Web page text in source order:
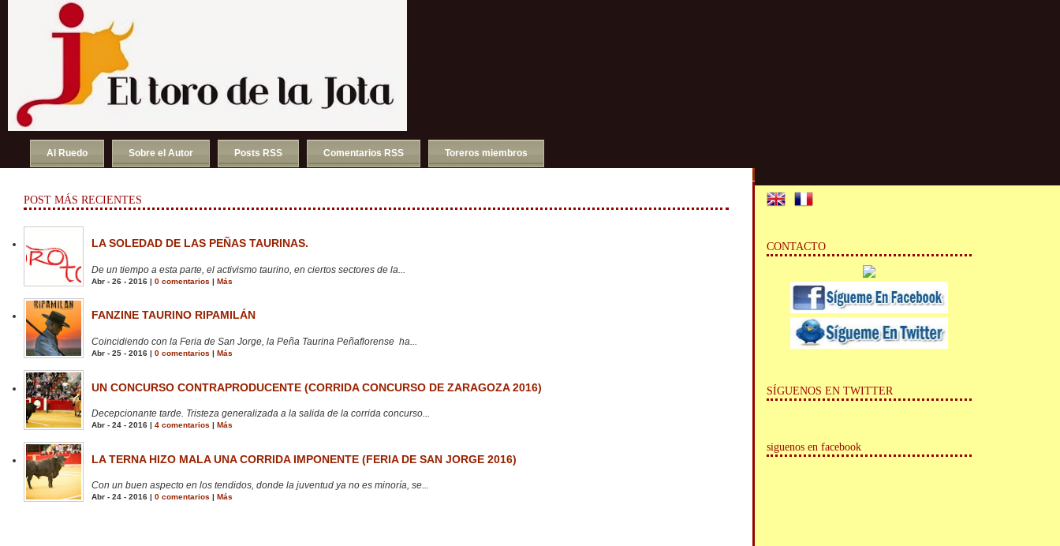
Al Ruedo Sobre el Autor Posts RSS Comentarios RSS Toreros miembros
POST MÁS RECIENTES
LA SOLEDAD DE LAS PEÑAS TAURINAS.
De un tiempo a esta parte, el activismo taurino, en ciertos sectores de la...
Abr - 26 - 2016 | 0 comentarios | Más
FANZINE TAURINO RIPAMILÁN
Coincidiendo con la Feria de San Jorge, la Peña Taurina Peñaflorense ha...
Abr - 25 - 2016 | 0 comentarios | Más
UN CONCURSO CONTRAPRODUCENTE (CORRIDA CONCURSO DE ZARAGOZA 2016)
Decepcionante tarde. Tristeza generalizada a la salida de la corrida concurso...
Abr - 24 - 2016 | 4 comentarios | Más
LA TERNA HIZO MALA UNA CORRIDA IMPONENTE (FERIA DE SAN JORGE 2016)
Con un buen aspecto en los tendidos, donde la juventud ya no es minoría, se...
Abr - 24 - 2016 | 0 comentarios Más
CONTACTO
SÍGUENOS EN TWITTER
siguenos en facebook